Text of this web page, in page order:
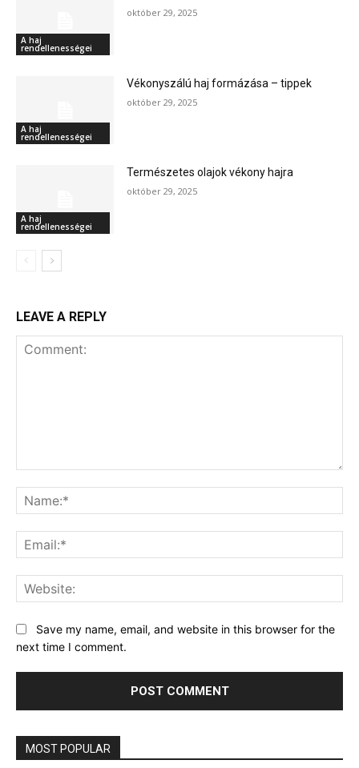
A haj
rendellenességei
október 29, 2025
A haj
rendellenességei
Vékonyszálú haj formázása – tippek
október 29, 2025
A haj
rendellenességei
Természetes olajok vékony hajra
október 29, 2025
LEAVE A REPLY
Save my name, email, and website in this browser for the
next time I comment.
MOST POPULAR